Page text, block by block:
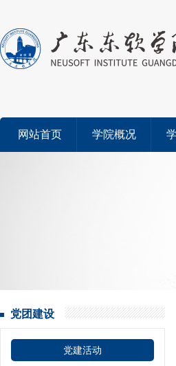
网站首页 学院概况
党团建设
党建活动